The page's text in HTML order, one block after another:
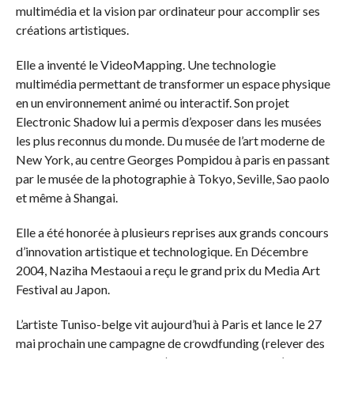
multimédia et la vision par ordinateur pour accomplir ses
créations artistiques.
Elle a inventé le VideoMapping. Une technologie
multimédia permettant de transformer un espace physique
en un environnement animé ou interactif. Son projet
Electronic Shadow lui a permis d’exposer dans les musées
les plus reconnus du monde. Du musée de l’art moderne de
New York, au centre Georges Pompidou à paris en passant
par le musée de la photographie à Tokyo, Seville, Sao paolo
et même à Shangai.
Elle a été honorée à plusieurs reprises aux grands concours
d’innovation artistique et technologique. En Décembre
2004, Naziha Mestaoui a reçu le grand prix du Media Art
Festival au Japon.
L’artiste Tuniso-belge vit aujourd’hui à Paris et lance le 27
mai prochain une campagne de crowdfunding (relever des
fonds grâce aux Internautes) sur Kickstarter.com (la plus